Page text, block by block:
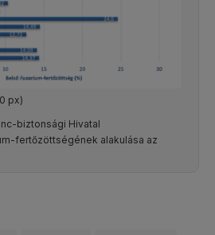
px)
biztonsági Hivatal
fertőzöttségének alakulása az